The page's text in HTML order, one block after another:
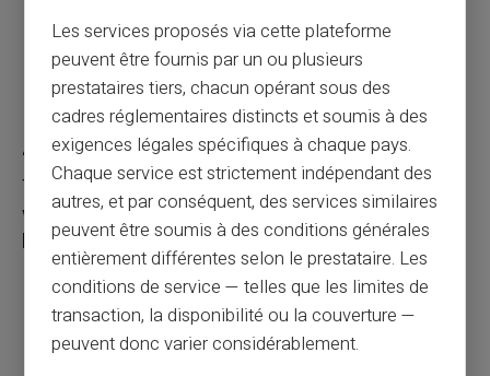
Jaki jest cel kodu IBAN Veritas
dołączonego do mojej karty?
Korzystaj z krótszych okresów przelewów:
Twoje przychodzące przelewy bankowe i
wychodzące przelewy przelewowe przechodzą
bezpośrednio przez system SEPA.
Les services proposés via cette plateforme
peuvent être fournis par un ou plusieurs
prestataires tiers, chacun opérant sous des
cadres réglementaires distincts et soumis à des
exigences légales spécifiques à chaque pays.
Chaque service est strictement indépendant des
autres, et par conséquent, des services similaires
peuvent être soumis à des conditions générales
entièrement différentes selon le prestataire. Les
conditions de service — telles que les limites de
transaction, la disponibilité ou la couverture —
peuvent donc varier considérablement.